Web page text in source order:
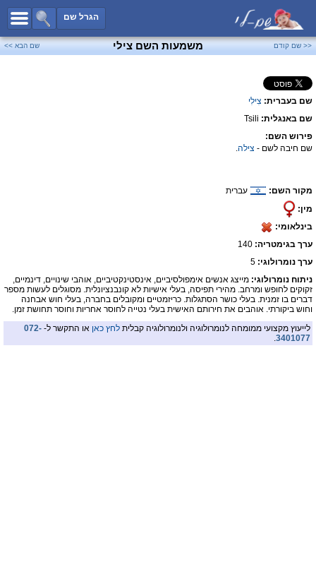
הגרל שם
כל השמות
שמות לבנים
פייסבוק
<< שם קודם משמעות השם צילי שם הבא >>
שם בעברית: צִילִי
שם באנגלית: Tsili
פירוש השם:
שם חיבה לשם - צילה.
מקור השם:
עברית
מין:
בינלאומי:
ערך בגימטריה:
ערך נומרולוגי: 5
ניתוח נומרולוגי: מייצג אנשים אימפולסיביים, אינסטינקטיביים, אוהבי שינויים, דינמיים,
זקוקים לחופש ומרחב. מהירי תפיסה, בעלי אישיות לא קונבנציונלית. מסוגלים לעשות מספר
דברים בו זמנית. בעלי כושר הסתגלות. כריזמטיים ומקובלים בחברה, בעלי חוש אבחנה
וחוש ביקורתי. אוהבים את חירותם האישית בעלי נטייה לחוסר אחריות וחוסר תחושת זמן.
לייעוץ מקצועי ממומחה לנומרולוגיה ולנומרולוגיה קבלית לחץ כאן או התקשר ל- 072-
3401077
.